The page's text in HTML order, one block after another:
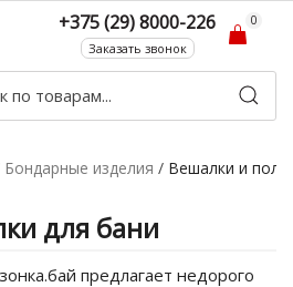
+375 (29) 8000-226
Заказать звонок
0
Бондарные изделия / Вешалки и
для бани
предлагает недорого